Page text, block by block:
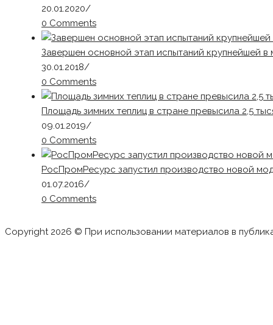
20.01.2020/
0 Comments
Завершен основной этап испытаний крупнейшей
30.01.2018/
0 Comments
Площадь зимних теплиц в стране превысила 2,5
09.01.2019/
0 Comments
РосПромРесурс запустил производство новой
01.07.2016/
0 Comments
Copyright 2026 © При использовании материалов в